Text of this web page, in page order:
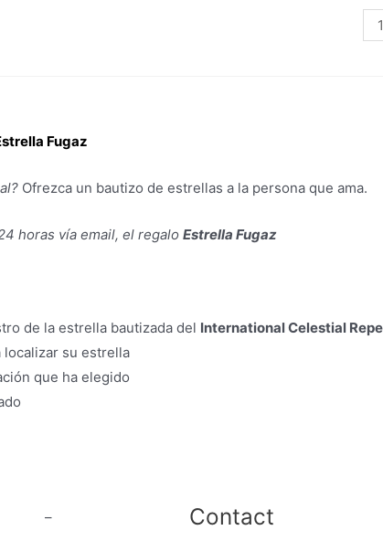
Fugaz
Ofrezca un bautizo de estrellas a la persona que ama.
horas vía email, el regalo Estrella Fugaz
de la estrella bautizada del International Celestial
localizar su estrella
que ha elegido
– Contact